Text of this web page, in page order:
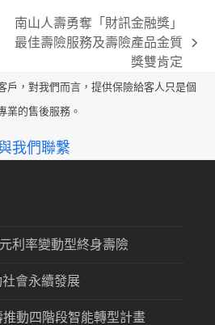
next
南山人壽勇奪「財訊金融獎」
最佳壽險服務及壽險產品金質
獎雙肯定
戶，對我們而言，提供保險給客人只是個
業的售後服務。
我們聯繫
利率變動型終身壽險
會永續發展
動四階段智能轉型計畫